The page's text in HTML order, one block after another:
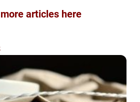
articles here